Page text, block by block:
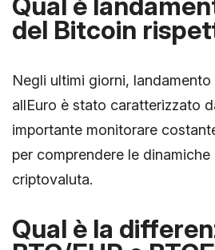
Qual è
del Bitcoin
Negli ultimi giorni,
allEuro è stato caratterizzato
importante monitorare
per comprendere le dinamiche
criptovaluta.
Qual è la